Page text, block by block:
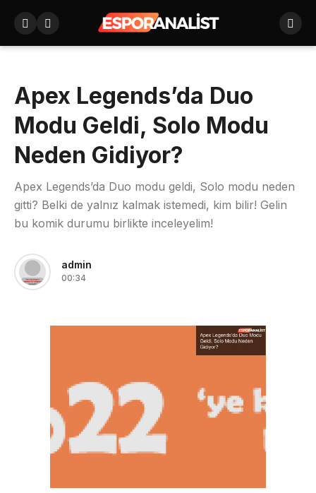
Apex Legends’da Duo
Modu Geldi, Solo Modu
Neden Gidiyor?
Apex Legends’da Duo modu geldi, Solo modu neden
gitti? Belki de yalnız kalmak istemedi, kim bilir! Gelin
bu komik durumu birlikte inceleyelim!
admin
00:34